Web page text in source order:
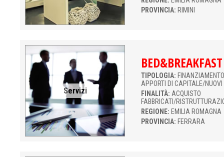
PROVINCIA: RIMINI
Servizi
BED&BREAKFAST
TIPOLOGIA:
APPORTI DI CAPITALE/NUOVI
FINALITÀ: ACQUISTO
FABBRICATI/
REGIONE: EMILIA ROMAGNA
PROVINCIA: FERRARA